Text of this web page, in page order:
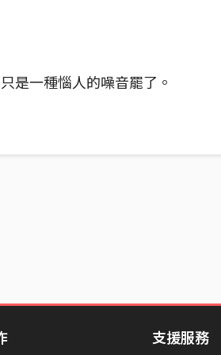
是一種惱人的噪音罷了。
支援服務